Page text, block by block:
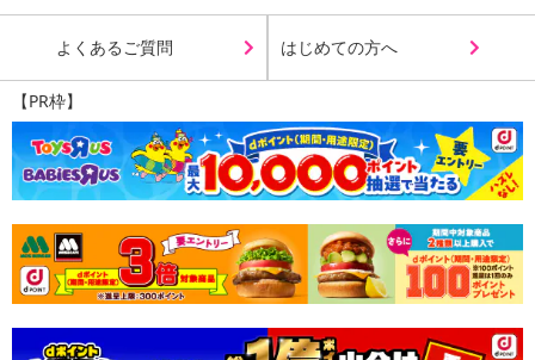
よくあるご質問 はじめての方へ
【PR枠】